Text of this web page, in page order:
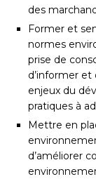
des
Former et
normes
prise de
d’informer et
enjeux du
pratiques à
Mettre en
d’améliorer